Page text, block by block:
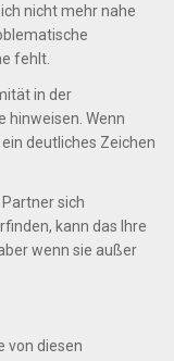
nicht mehr nahe
fehlt.
in der
hinweisen. Wenn
deutliches Zeichen
sich
kann das Ihre
wenn sie außer
von diesen